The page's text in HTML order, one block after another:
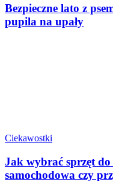
Bezpieczne lato z
pupila na upały
Ciekawostki
Jak wybrać sprzęt
samochodowa czy